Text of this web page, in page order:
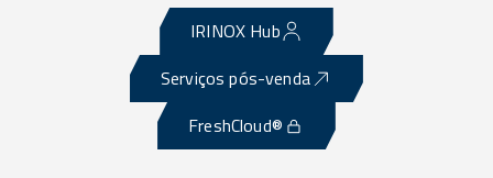
IRINOX Hub
Serviços pós-venda
FreshCloud®